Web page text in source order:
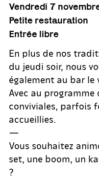
Vendredi 7
Petite restauration
Entrée libre
En plus de nos
du jeudi soir, nous
également au bar le
Avec au programme
conviviales, parfois
accueillies.
—
Vous souhaitez
set, une boom, un
?